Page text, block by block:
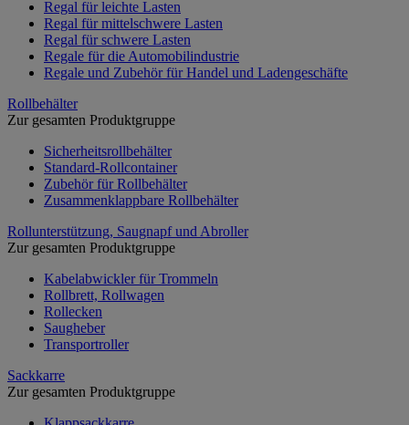
Regal für leichte Lasten
Regal für mittelschwere Lasten
Regal für schwere Lasten
Regale für die Automobilindustrie
Regale und Zubehör für Handel und Ladengeschäfte
Rollbehälter
Zur gesamten Produktgruppe
Sicherheitsrollbehälter
Standard-Rollcontainer
Zubehör für Rollbehälter
Zusammenklappbare Rollbehälter
Rollunterstützung, Saugnapf und Abroller
Zur gesamten Produktgruppe
Kabelabwickler für Trommeln
Rollbrett, Rollwagen
Rollecken
Saugheber
Transportroller
Sackkarre
Zur gesamten Produktgruppe